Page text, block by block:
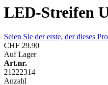
LED-Streifen
Seien Sie der erste, der dieses
CHF 29.90
Auf Lager
Art.nr.
21222314
Anzahl